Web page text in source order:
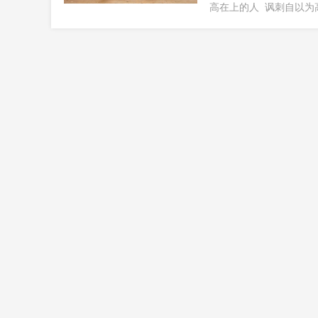
高在上的人 讽刺自以为